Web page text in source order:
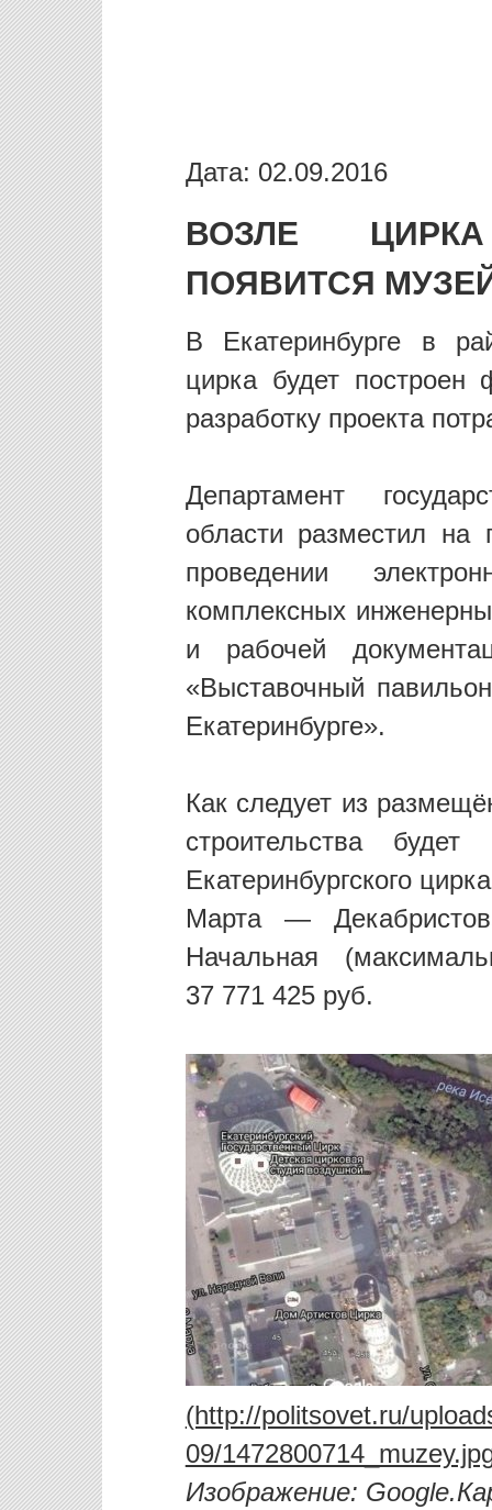
Дата: 02.09.2016
ВОЗЛЕ
ПОЯВИТСЯ
В Екатеринбурге в
цирка будет
разработку проекта
Департамент
области разместил на
проведении
комплексных
и рабочей
«Выставочный
Екатеринбурге».
Как следует из
строительства
Екатеринбургского
Марта —
Начальная
37 771 425 руб.
Изображение: